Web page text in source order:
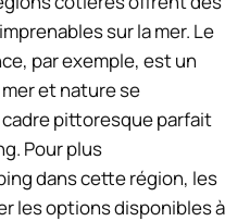
sur la mer. Le
par exemple, est un
et nature se
pittoresque parfait
Pour plus
dans cette région, les
les options disponibles à